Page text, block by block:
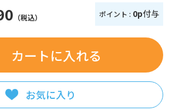
（税込） ポイント : 0p付与
お気に入り